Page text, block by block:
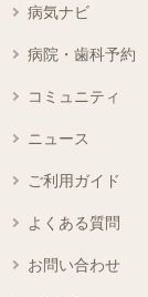
病気ナビ
病院・歯科予約
コミュニティ
ニュース
ご利用ガイド
よくある質問
お問い合わせ